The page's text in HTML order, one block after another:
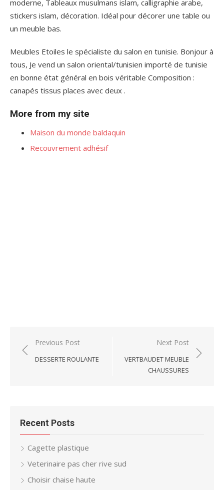
moderne, Tableaux musulmans islam, calligraphie arabe,
stickers islam, décoration. Idéal pour décorer une table ou
un meuble bas.
Meubles Etoiles le spécialiste du salon en tunisie. Bonjour à
tous, Je vend un salon oriental/tunisien importé de tunisie
en bonne état général en bois véritable Composition :
canapés tissus places avec deux .
More from my site
Maison du monde baldaquin
Recouvrement adhésif
Post
navigation
Previous Post
DESSERTE ROULANTE
Next Post
VERTBAUDET MEUBLE
CHAUSSURES
Recent Posts
Cagette plastique
Veterinaire pas cher rive sud
Choisir chaise haute